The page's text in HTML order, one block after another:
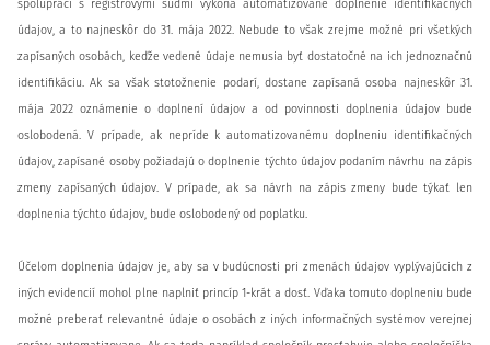
spolupráci s registrovými súdmi vykoná automatizované doplnenie identifikačných
údajov, a to najneskôr do 31. mája 2022. Nebude to však zrejme možné pri všetkých
zapísaných osobách, keďže vedené údaje nemusia byť dostatočné na ich jednoznačnú
identifikáciu. Ak sa však stotožnenie podarí, dostane zapísaná osoba najneskôr 31.
mája 2022 oznámenie o doplnení údajov a od povinnosti doplnenia údajov bude
oslobodená. V prípade, ak nepríde k automatizovanému doplneniu identifikačných
údajov, zapísané osoby požiadajú o doplnenie týchto údajov podaním návrhu na zápis
zmeny zapísaných údajov. V prípade, ak sa návrh na zápis zmeny bude týkať len
doplnenia týchto údajov, bude oslobodený od poplatku.
Účelom doplnenia údajov je, aby sa v budúcnosti pri zmenách údajov vyplývajúcich z
iných evidencií mohol plne naplniť princíp 1-krát a dosť. Vďaka tomuto doplneniu bude
možné preberať relevantné údaje o osobách z iných informačných systémov verejnej